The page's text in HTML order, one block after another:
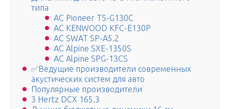
типа
АС Pioneer TS-G130C
АС KENWOOD KFC-E130P
АС SWAT SP-A5.2
АС Alpine SXE-1350S
АС Alpine SPG-13CS
✅Ведущие производители современных
акустических систем для авто
Популярные производители
3 Hertz DCX 165.3